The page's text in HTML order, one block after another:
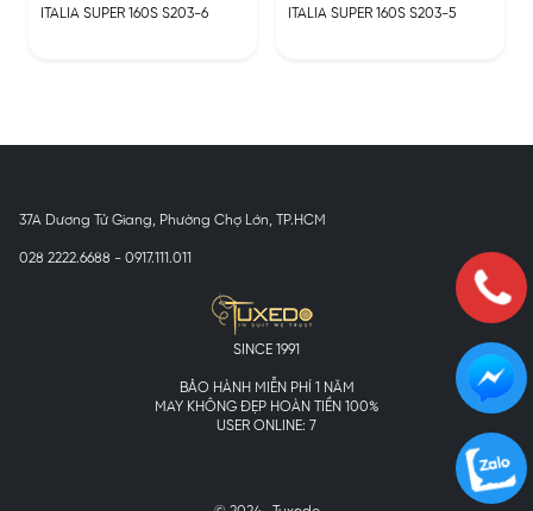
ITALIA SUPER 160S S203-6
ITALIA SUPER 160S S203-5
37A Dương Tử Giang, Phường Chợ Lớn, TP.HCM
028 2222.6688 - 0917.111.011
SINCE 1991
BẢO HÀNH MIỄN PHÍ 1 NĂM
MAY KHÔNG ĐẸP HOÀN TIỀN 100%
USER ONLINE: 7